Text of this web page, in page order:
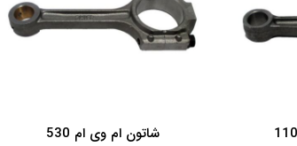
اطلاعات بیشترشاتون ام وی ام 530